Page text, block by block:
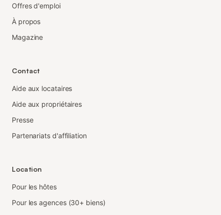
Offres d'emploi
À propos
Magazine
Contact
Aide aux locataires
Aide aux propriétaires
Presse
Partenariats d'affiliation
Location
Pour les hôtes
Pour les agences (30+ biens)